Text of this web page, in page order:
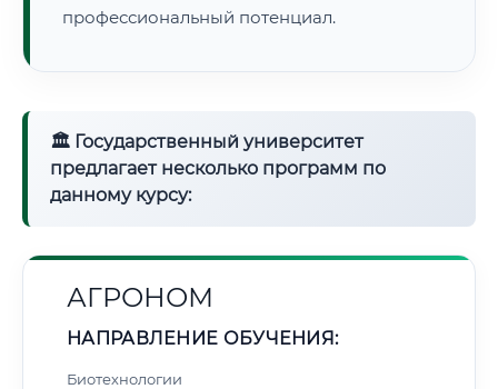
профессиональный потенциал.
🏛 Государственный университет
предлагает несколько программ по
данному курсу:
АГРОНОМ
НАПРАВЛЕНИЕ ОБУЧЕНИЯ:
Биотехнологии